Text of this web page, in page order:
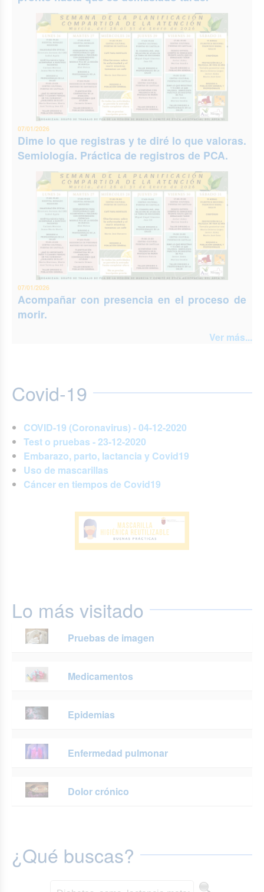
07/01/2026
Dime lo que registras y te diré lo que valoras.
Semiología. Práctica de registros de PCA.
07/01/2026
Acompañar con presencia en el proceso de
morir.
Ver más...
Covid-19
COVID-19 (Coronavirus) - 04-12-2020
Test o pruebas - 23-12-2020
Embarazo, parto, lactancia y Covid19
Uso de mascarillas
Cáncer en tiempos de Covid19
Lo más visitado
Pruebas de imagen
Medicamentos
Epidemias
Enfermedad pulmonar
Dolor crónico
¿Qué buscas?